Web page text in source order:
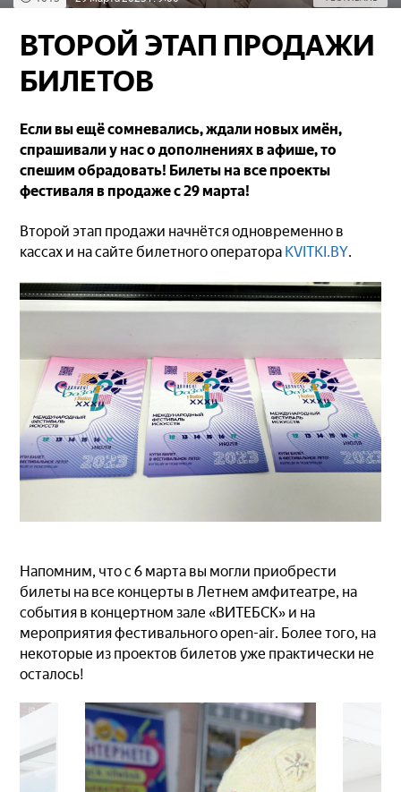
ВТОРОЙ ЭТАП ПРОДАЖИ
БИЛЕТОВ
Если вы ещё сомневались, ждали новых имён,
спрашивали у нас о дополнениях в афише, то
спешим обрадовать! Билеты на все проекты
фестиваля в продаже с 29 марта!
Второй этап продажи начнётся одновременно в
кассах и на сайте билетного оператора KVITKI.BY.
Напомним, что с 6 марта вы могли приобрести
билеты на все концерты в Летнем амфитеатре, на
события в концертном зале «ВИТЕБСК» и на
мероприятия фестивального open-air. Более того, на
некоторые из проектов билетов уже практически не
осталось!